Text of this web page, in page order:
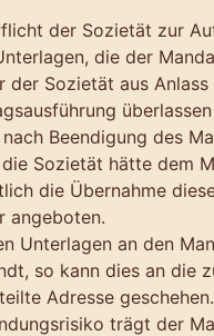
der Sozietät zur
die der
der Sozietät aus Anlass
Beendigung des
Sozietät hätte dem
die Übernahme
angeboten.
Unterlagen an den
so kann dies an die
Adresse
trägt der